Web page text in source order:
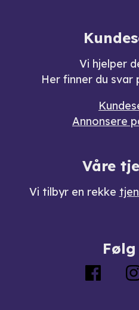
Vi hjelper
Her finner du svar
Annonsere
Våre
Vi tilbyr en rekke
Følg